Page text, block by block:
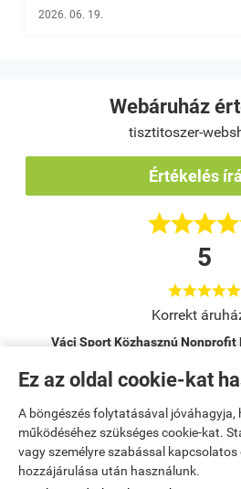
Ez az oldal cookie-kat
A böngészés folytatásával jóváhagyja,
működéséhez szükséges cookie-kat.
vagy személyre szabással kapcsolatos
hozzájárulása után használunk.
2026. 06. 19.
Webáruház
tisztitoszer-
Értékelés

5

Korrekt
Váci Sport Közhasznú Nonprofit
Kezdőlap|Regisztráció|
Kosár tartalma, megrendelés|